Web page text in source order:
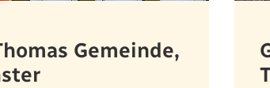
Gemeinde,